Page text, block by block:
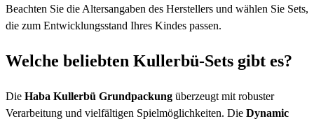
Beachten Sie die Altersangaben des Herstellers und wählen Sie Sets,
die zum Entwicklungsstand Ihres Kindes passen.
Welche beliebten Kullerbü-Sets gibt es?
Die Haba Kullerbü Grundpackung überzeugt mit robuster
Verarbeitung und vielfältigen Spielmöglichkeiten. Die Dynamic